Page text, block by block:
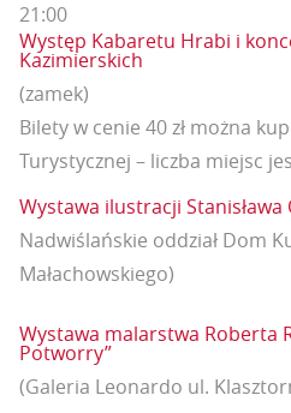
21:00
Występ Kabaretu Hrabi i
Kazimierskich
(zamek)
Bilety w cenie 40 zł można
Turystycznej – liczba miejsc
Wystawa ilustracji Stanisława
Nadwiślańskie oddział Dom
Małachowskiego)
Wystawa malarstwa Roberta
Potworry”
(Galeria Leonardo ul.